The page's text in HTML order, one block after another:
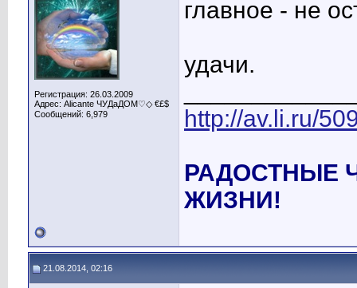
Регистрация: 26.03.2009
Адрес: Alicante ЧУДаДОМ♡◇ €£$
Сообщений: 6,979
главное - не
удачи.
http://av.li.ru/
РАДОСТНЫЕ
ЖИЗНИ!
21.08.2014, 02:16